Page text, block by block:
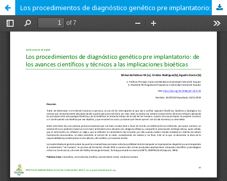
Los procedimientos de diagnóstico genético pre implantatorio: de los avances científicos y técnicos a las implicaciones bioéticas